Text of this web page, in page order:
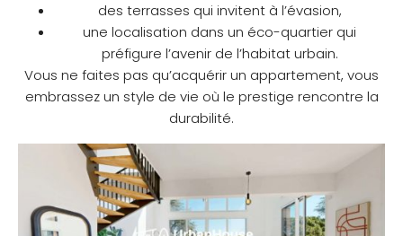
des terrasses qui invitent à l’évasion,
une localisation dans un éco-quartier qui
préfigure l’avenir de l’habitat urbain.
Vous ne faites pas qu’acquérir un appartement, vous
embrassez un style de vie où le prestige rencontre la
durabilité.